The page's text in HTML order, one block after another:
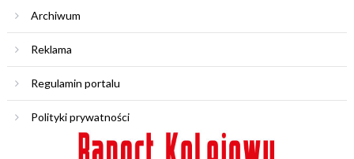
Archiwum
Reklama
Regulamin portalu
Polityki prywatności